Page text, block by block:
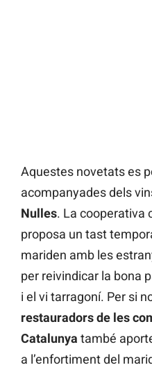
Aquestes novetats es
acompanyades dels
Nulles. La cooperativa
proposa un tast
mariden amb les
per reivindicar la bona
i el vi tarragoní. Per si
restauradors de les
Catalunya també
a l’enfortiment del